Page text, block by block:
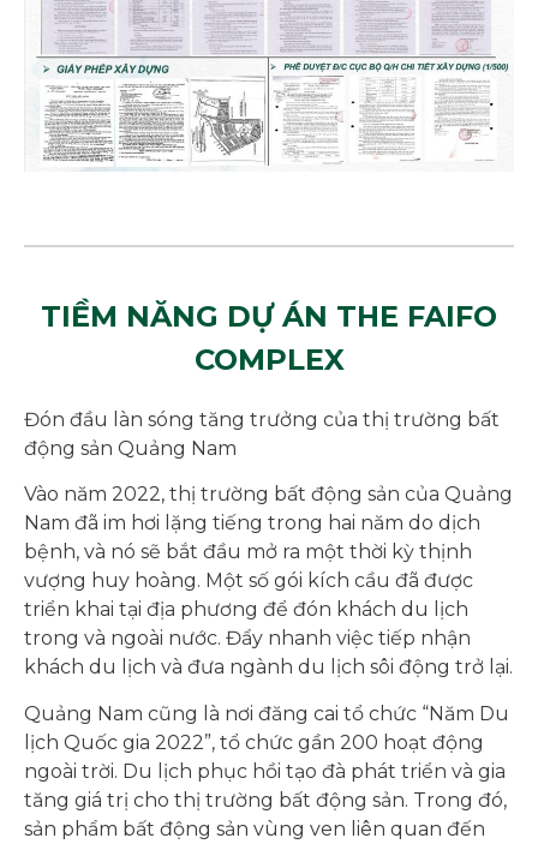
TIỀM NĂNG DỰ ÁN THE FAIFO
COMPLEX
Đón đầu làn sóng tăng trưởng của thị trường bất
động sản Quảng Nam
Vào năm 2022, thị trường bất động sản của Quảng
Nam đã im hơi lặng tiếng trong hai năm do dịch
bệnh, và nó sẽ bắt đầu mở ra một thời kỳ thịnh
vượng huy hoàng. Một số gói kích cầu đã được
triển khai tại địa phương để đón khách du lịch
trong và ngoài nước. Đẩy nhanh việc tiếp nhận
khách du lịch và đưa ngành du lịch sôi động trở lại.
Quảng Nam cũng là nơi đăng cai tổ chức “Năm Du
lịch Quốc gia 2022”, tổ chức gần 200 hoạt động
ngoài trời. Du lịch phục hồi tạo đà phát triển và gia
tăng giá trị cho thị trường bất động sản. Trong đó,
sản phẩm bất động sản vùng ven liên quan đến